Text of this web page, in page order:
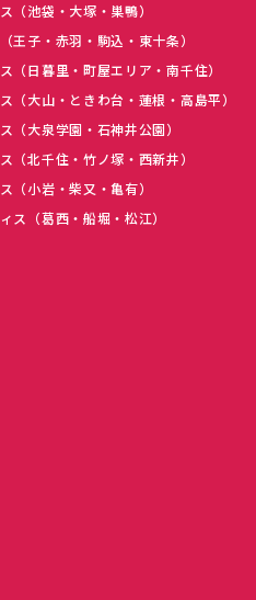
（池袋・大塚・巣鴨）
王子・赤羽・駒込・東十条）
（日暮里・町屋エリア・南千住）
（大山・ときわ台・蓮根・高島平）
（大泉学園・石神井公園）
（北千住・竹ノ塚・西新井）
（小岩・柴又・亀有）
ス（葛西・船堀・松江）